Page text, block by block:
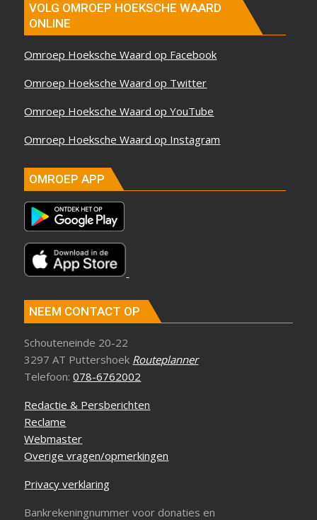
VOLG OMROEP HOEKSCHE WAARD
ONLINE
Omroep Hoeksche Waard op Facebook
Omroep Hoeksche Waard op Twitter
Omroep Hoeksche Waard op YouTube
Omroep Hoeksche Waard op Instagram
OMROEP APP
NEEM CONTACT OP
Schouteneinde 20-22
3297 AT Puttershoek Routeplanner
Telefoon:078-6762002
Redactie & Persberichten
Reclame
Webmaster
Overige vragen/opmerkingen
Privacy verklaring
Bankrekeningnummer voor donaties en